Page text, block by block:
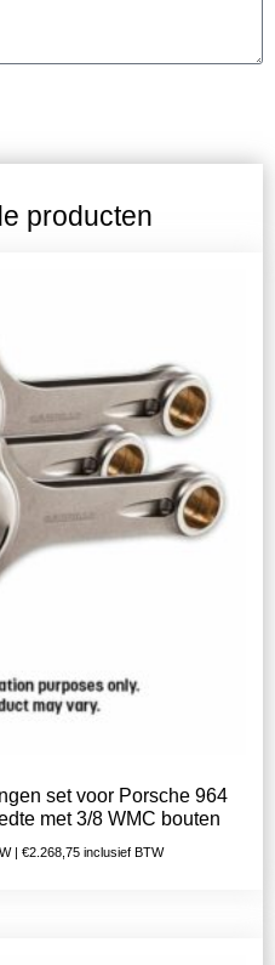
producten
set voor Porsche 964
met 3/8 WMC bouten
| €2.268,75 inclusief BTW